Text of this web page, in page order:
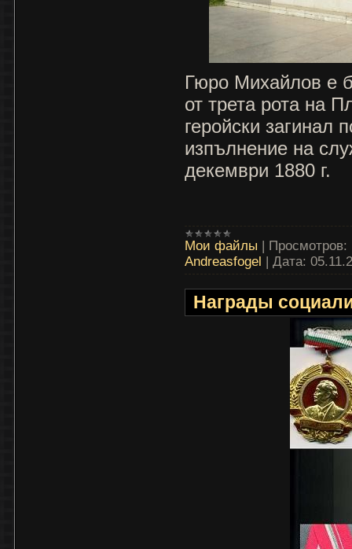
Гюро Михайлов е
от трета рота на
геройски загинал
изпълнение на
декември 1880 г.
Мои файлы Просмотров:
Andreasfogel
Дата:
Награды